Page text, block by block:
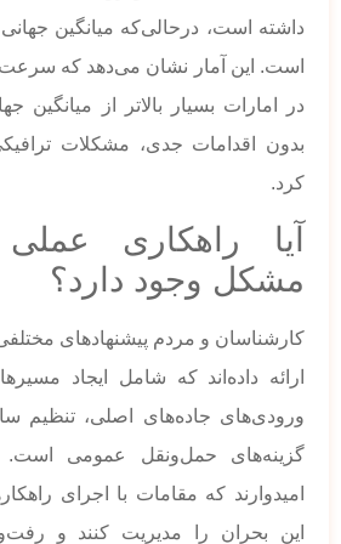
است. این آمار نشان می‌دهد که سرعت
در امارات بسیار بالاتر از میانگین
بدون اقدامات جدی، مشکلات
کرد.
آیا راهکاری
مشکل وجود دارد؟
کارشناسان و مردم پیشنهادهای
ارائه داده‌اند که شامل ایجاد
ورودی‌های جاده‌های اصلی، تنظیم
گزینه‌های حمل‌ونقل عمومی است.
امیدوارند که مقامات با اجرای
این بحران را مدیریت کنند و